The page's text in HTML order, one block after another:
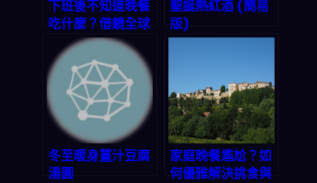
下班後不知道晚餐
吃什麼？借鏡全球
烹飪會議，App
幫你輕鬆規劃三餸
一湯
聖誕熱紅酒 (簡易
版)
冬至暖身薑汁豆腐
湯圓
家庭晚餐尷尬？如
何優雅解決挑食與